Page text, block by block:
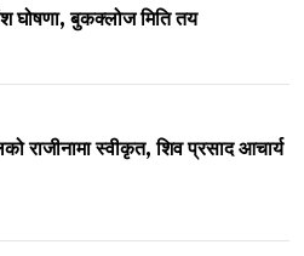
घोषणा, बुकक्लोज मिति तय
राजीनामा स्वीकृत, शिव प्रसाद आचार्य